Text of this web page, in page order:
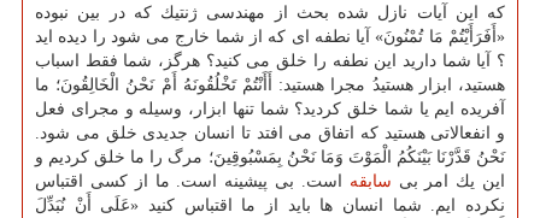
كه این آیات نازل شده بحث از مهندسی ژنتیك كه در بین نبوده
«أَفَرَأَیْتُمْ مَا تُمْنُونَ» آیا نطفه ای كه از شما خارج می شود را دیده اید
؟ آیا شما دارید این نطفه را خلق می كنید؟ هرگز، شما فقط اسباب
هستید، ابزار هستیدُ مجرا هستید: أَأَنْتُمْ تَخْلُقُونَهُ أَمْ نَحْنُ الْخَالِقُونَ؛ ما
آفریده ایم یا شما خلق كردید؟ شما تنها ابزار، وسیله و مجرای فعل
و انفعالاتی هستید كه اتفاق می افتد تا انسان جدیدی خلق می شود.
نَحْنُ قَدَّرْنَا بَیْنَكُمُ الْمَوْتَ وَمَا نَحْنُ بِمَسْبُوقِینَ؛ مرگ را ما خلق كردیم و
این یك امر بی سابقه است. بی پیشینه است. ما از كسی اقتباس
نكرده ایم. شما انسان ها باید از ما اقتباس كنید «عَلَی أَنْ نُبَدِّلَ